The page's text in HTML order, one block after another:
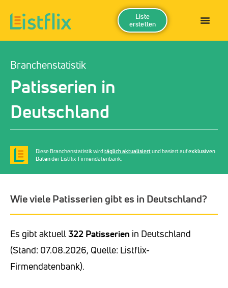
Liste
erstellen
Branchenstatistik
Patisserien in
Deutschland
Diese Branchenstatistik wirdtäglich aktualisiertund basiert aufexklusiven
Datender Listflix-Firmendatenbank.
Wie viele Patisserien gibt es in Deutschland?
Es gibt aktuell322 Patisserien in Deutschland
(Stand: 07.08.2026, Quelle: Listflix-
Firmendatenbank).